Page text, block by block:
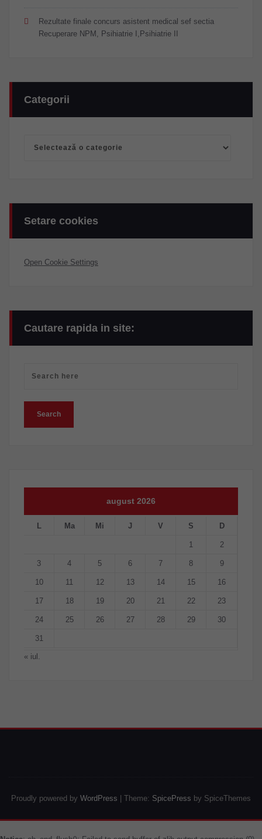
Rezultate finale concurs asistent medical sef sectia
Recuperare NPM, Psihiatrie I,Psihiatrie II
Categorii
Setare cookies
Open Cookie Settings
Cautare rapida in site:
august 2026
L Ma Mi J V S D
1 2
3 4 5 6 7 8 9
10 11 12 13 14 15 16
17 18 19 20 21 22 23
24 25 26 27 28 29 30
31
« iul.
Proudly powered by WordPress | Theme: SpicePress by SpiceThemes